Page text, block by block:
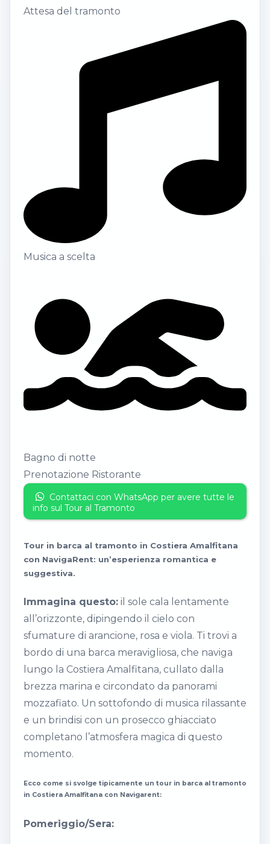
Attesa del tramonto
Musica a scelta
Bagno di notte
Prenotazione Ristorante
Contattaci con WhatsApp per avere tutte le
info sul Tour al Tramonto
Tour in barca al tramonto in Costiera Amalfitana
con NavigaRent: un’esperienza romantica e
suggestiva.
Immagina questo: il sole cala lentamente
all’orizzonte, dipingendo il cielo con
sfumature di arancione, rosa e viola. Ti trovi a
bordo di una barca meravigliosa, che naviga
lungo la Costiera Amalfitana, cullato dalla
brezza marina e circondato da panorami
mozzafiato. Un sottofondo di musica rilassante
e un brindisi con un prosecco ghiacciato
completano l’atmosfera magica di questo
momento.
Ecco come si svolge tipicamente un tour in barca al tramonto
in Costiera Amalfitana con Navigarent:
Pomeriggio/Sera: